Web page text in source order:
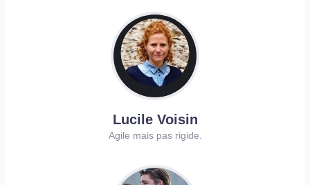
Lucile Voisin
Agile mais pas rigide.